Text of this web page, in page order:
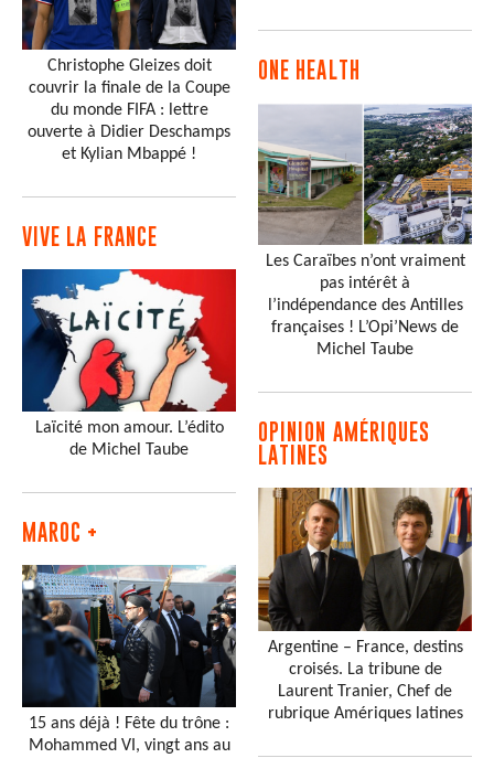
Christophe Gleizes doit
couvrir la finale de la Coupe
du monde FIFA : lettre
ouverte à Didier Deschamps
et Kylian Mbappé !
VIVE LA FRANCE
Laïcité mon amour. L’édito
de Michel Taube
MAROC +
15 ans déjà ! Fête du trône :
Mohammed VI, vingt ans au
ONE HEALTH
Les Caraïbes n’ont vraiment
pas intérêt à
l’indépendance des Antilles
françaises ! L’Opi’News de
Michel Taube
OPINION AMÉRIQUES
LATINES
Argentine – France, destins
croisés. La tribune de
Laurent Tranier, Chef de
rubrique Amériques latines